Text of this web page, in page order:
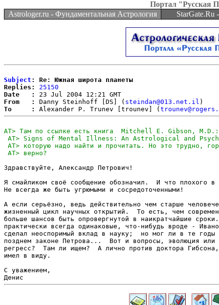
Портал "Русская
Astrologer.ru - Фундаментальная Астрология
StarGate.Ru
Subject : Re: Южная широта планеты
Replies:
25150
Date   :
From   :
Danny Steinhoff [DS] ( steindan@013.net.il
To     :
Alexander P. Trunev [trounev] (
Здравствуйте, Александр Петрович!
Я смайликом своё сообщение обозначил.  И что плохого
Не всегда же быть угрюмыми и сосредоточенными!
А если серьёзно, ведь действительно чем старше
жизненный цикл научных открытий.  То есть, чем
больше шансов быть опровергнутой в наикратчайшие
практически всегда одинаковые, что-нибудь вроде -
сделал неоспоримый вклад в науку;  но мог ли в те годы
позднем законе Петрова...  Вот и вопросы, эволюция или
регресс?  Там ли ищем?  А лично против доктора
имел в виду.
С уважением,